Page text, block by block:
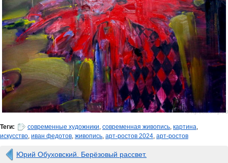
0 просмотров
Теги: современные художники, современная живопись, картина,
искусство, иван федотов, живопись, арт-ростов 2024, арт-ростов
Юрий Обуховский. Берёзовый рассвет.